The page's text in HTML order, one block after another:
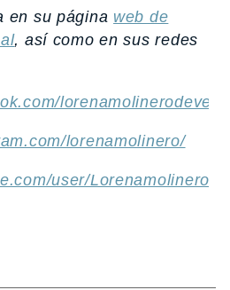
en su página web de
, así como en sus redes
lorenamolinero/
user/Lorenamolinero